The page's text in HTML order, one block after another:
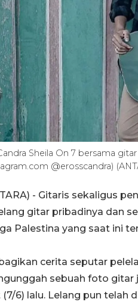
Sheila On 7 bersama
@erosscandra)
- Gitaris sekaligus
gitar pribadinya dan
Palestina yang saat ini
cerita seputar
sebuah foto gitar
6) lalu. Lelang pun telah